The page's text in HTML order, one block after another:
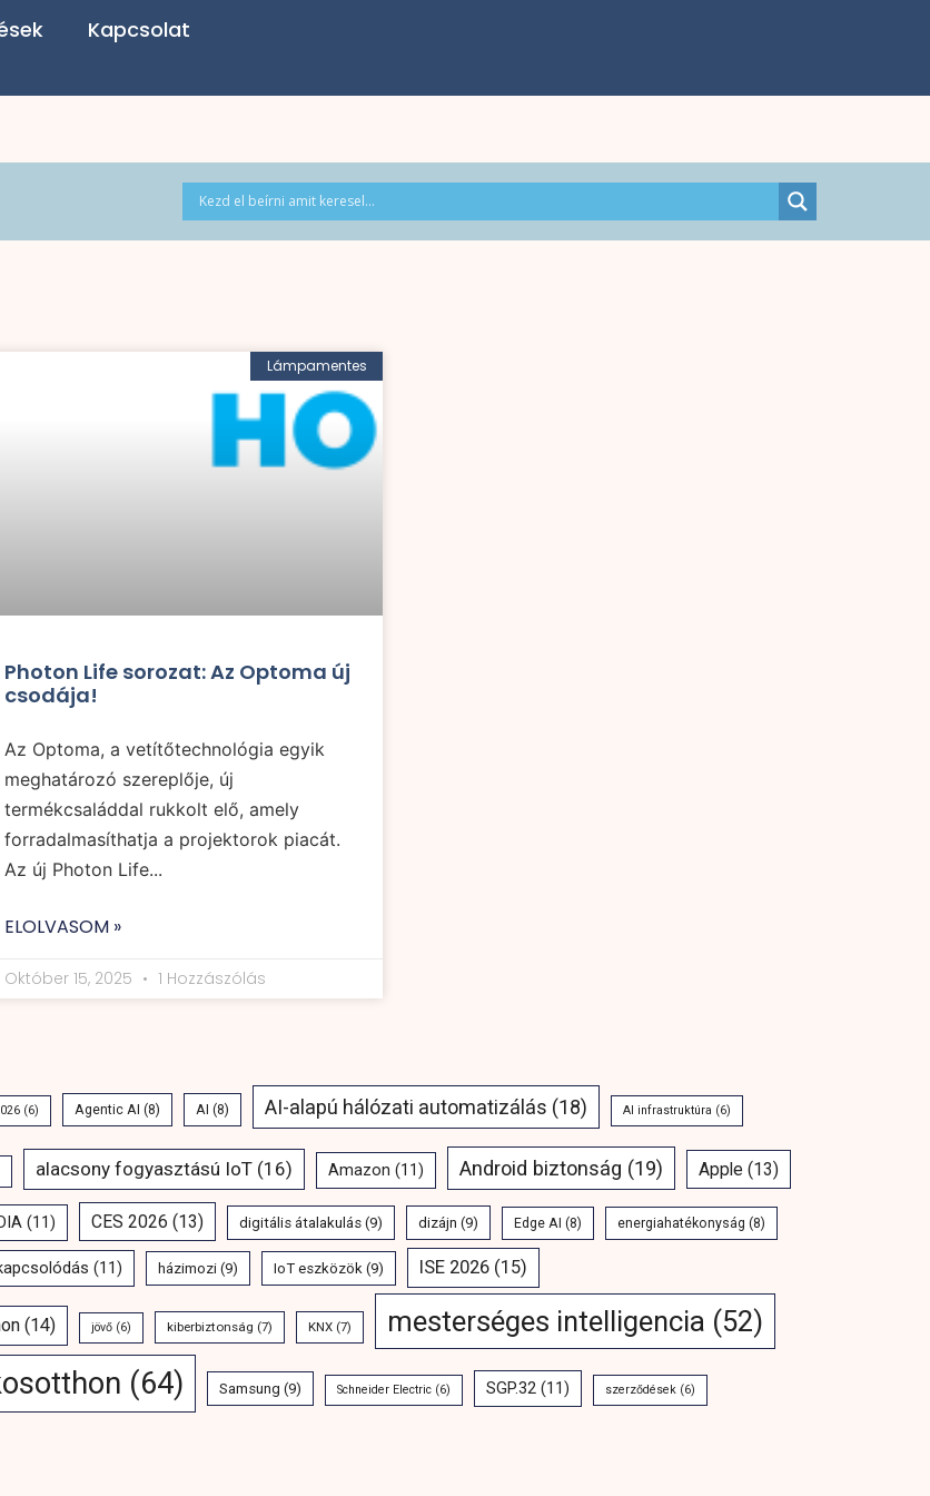
Kapcsolat
Lámpamentes
Photon Life sorozat: Az Optoma új
csodája!
Az Optoma, a vetítőtechnológia egyik
meghatározó szereplője, új
termékcsaláddal rukkolt elő, amely
forradalmasíthatja a projektorok piacát.
Az új Photon Life...
ELOLVASOM »
Október 15, 2025 1 Hozzászólás
(6) Agentic AI (8) AI (8) AI-alapú hálózati automatizálás (18) AI infrastruktúra (6)
alacsony fogyasztású IoT (16) Amazon (11) Android biztonság (19) Apple (13)
(11) CES 2026 (13) digitális átalakulás (9) dizájn (9) Edge AI (8) energiahatékonyság (8)
(11) házimozi (9) IoT eszközök (9) ISE 2026 (15)
(14) jövő (6) kiberbiztonság (7) KNX (7) mesterséges intelligencia (52)
(64) Samsung (9) Schneider Electric (6) SGP.32 (11) szerződések (6)